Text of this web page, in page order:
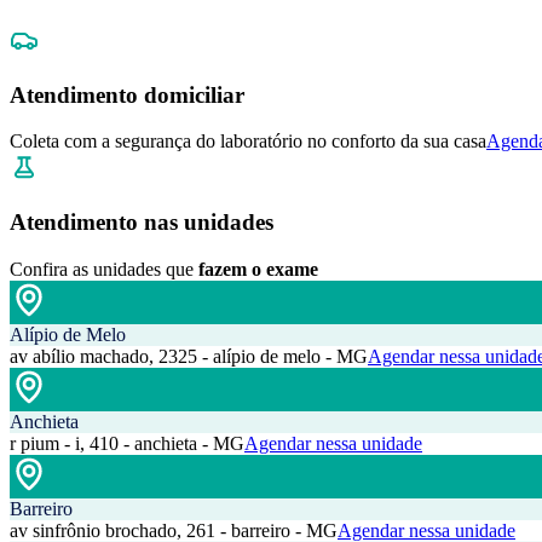
Atendimento domiciliar
Coleta com a segurança do laboratório no conforto da sua casa
Atendimento nas unidades
Confira as unidades que fazem o exame
Alípio de Melo
av abílio machado, 2325 - alípio de melo - MGAgendar nessa
Anchieta
r pium - i, 410 - anchieta - MGAgendar nessa unidade
Barreiro
av sinfrônio brochado, 261 - barreiro - MGAgendar nessa unidade